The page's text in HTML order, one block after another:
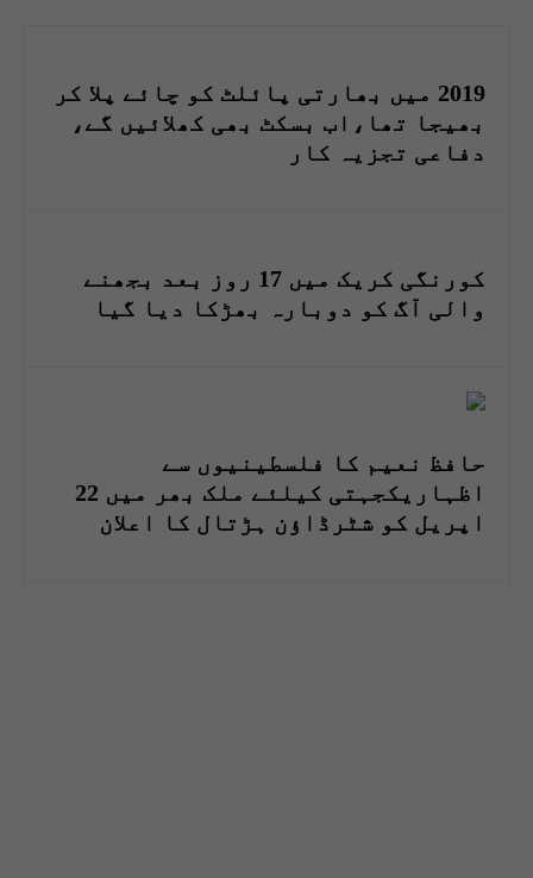
2019 میں بھارتی پائلٹ کو چائے پلا کر
بھیجا تھا،اب بسکٹ بھی کھلائیں گے،
دفاعی تجزیہ کار
کورنگی کریک میں 17 روز بعد بجھنے
والی آگ کو دوبارہ بھڑکا دیا گیا
حافظ نعیم کا فلسطینیوں سے
اظہاریکجہتی کیلئے ملک بھر میں 22
اپریل کو شٹرڈاؤن ہڑتال کا اعلان